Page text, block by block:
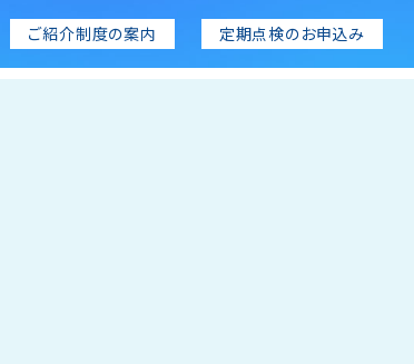
ご紹介制度の案内 定期点検のお申込み